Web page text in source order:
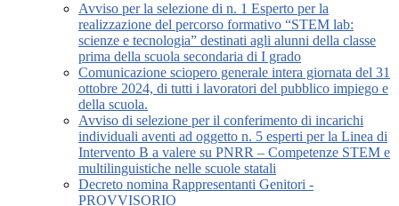
Avviso per la selezione di n. 1 Esperto per la
realizzazione del percorso formativo “STEM lab:
scienze e tecnologia” destinati agli alunni della classe
prima della scuola secondaria di I grado
Comunicazione sciopero generale intera giornata del 31
ottobre 2024, di tutti i lavoratori del pubblico impiego e
della scuola.
Avviso di selezione per il conferimento di incarichi
individuali aventi ad oggetto n. 5 esperti per la Linea di
Intervento B a valere su PNRR – Competenze STEM e
multilinguistiche nelle scuole statali
Decreto nomina Rappresentanti Genitori -
PROVVISORIO